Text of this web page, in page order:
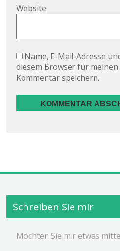
Website
Name, E-Mail-Adresse
diesem Browser für meinen
Kommentar speichern.
Schreiben Sie mir
Möchten Sie mir etwas